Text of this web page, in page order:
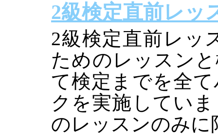
2級検定直前レ
2級検定直前レッ
ためのレッスン
て検定までを全
クを実施してい
のレッスンのみ